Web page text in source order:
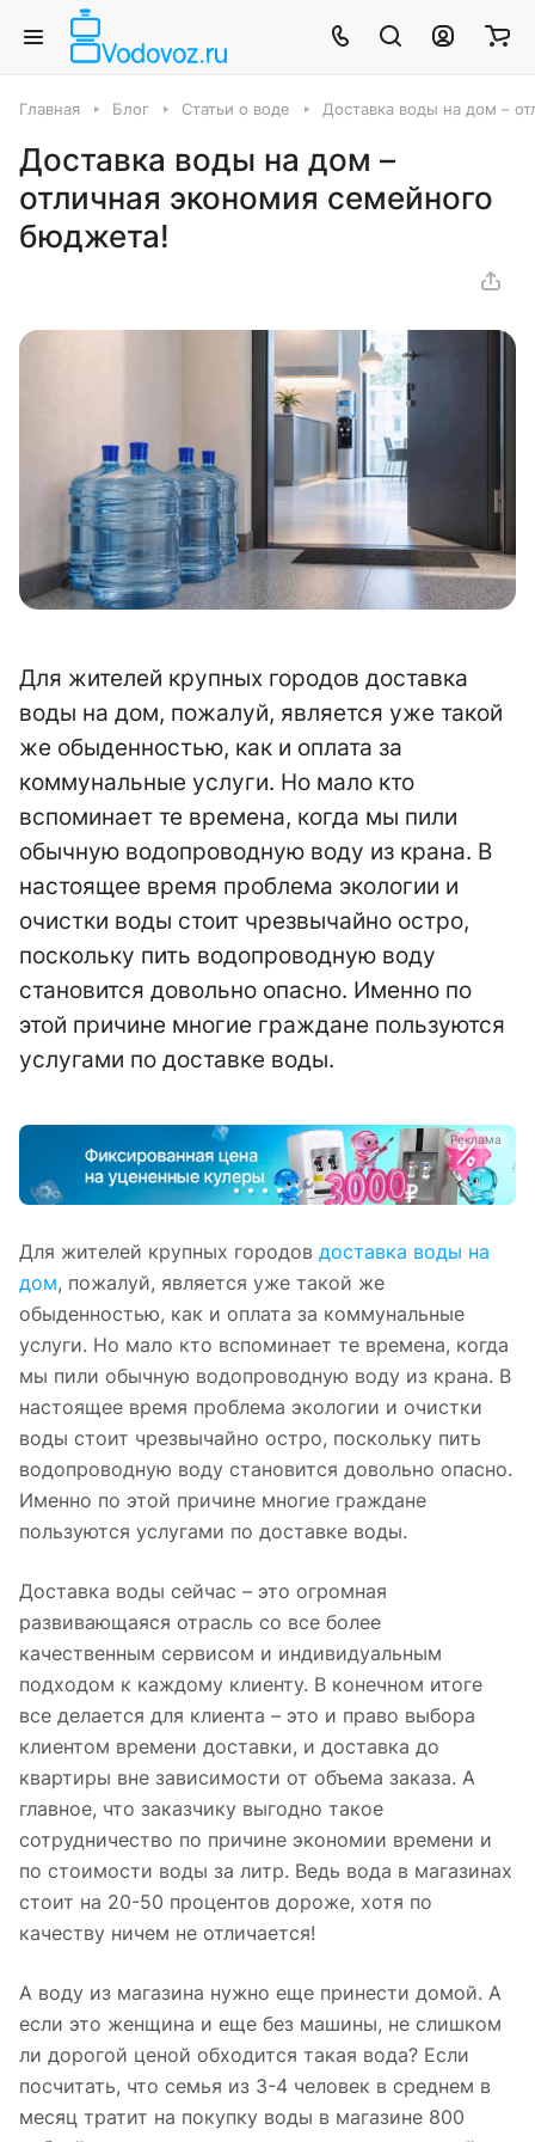
Главная Блог Статьи о воде Доставка воды на дом –
Доставка воды на дом –
отличная экономия семейного
бюджета!
Для жителей крупных городов доставка
воды на дом, пожалуй, является уже такой
же обыденностью, как и оплата за
коммунальные услуги. Но мало кто
вспоминает те времена, когда мы пили
обычную водопроводную воду из крана. В
настоящее время проблема экологии и
очистки воды стоит чрезвычайно остро,
поскольку пить водопроводную воду
становится довольно опасно. Именно по
этой причине многие граждане пользуются
услугами по доставке воды.
Реклама
Для жителей крупных городов доставка воды на
дом, пожалуй, является уже такой же
обыденностью, как и оплата за коммунальные
услуги. Но мало кто вспоминает те времена, когда
мы пили обычную водопроводную воду из крана. В
настоящее время проблема экологии и очистки
воды стоит чрезвычайно остро, поскольку пить
водопроводную воду становится довольно опасно.
Именно по этой причине многие граждане
пользуются услугами по доставке воды.
Доставка воды сейчас – это огромная
развивающаяся отрасль со все более
качественным сервисом и индивидуальным
подходом к каждому клиенту. В конечном итоге
все делается для клиента – это и право выбора
клиентом времени доставки, и доставка до
квартиры вне зависимости от объема заказа. А
главное, что заказчику выгодно такое
сотрудничество по причине экономии времени и
по стоимости воды за литр. Ведь вода в магазинах
стоит на 20-50 процентов дороже, хотя по
качеству ничем не отличается!
А воду из магазина нужно еще принести домой. А
если это женщина и еще без машины, не слишком
ли дорогой ценой обходится такая вода? Если
посчитать, что семья из 3-4 человек в среднем в
месяц тратит на покупку воды в магазине 800